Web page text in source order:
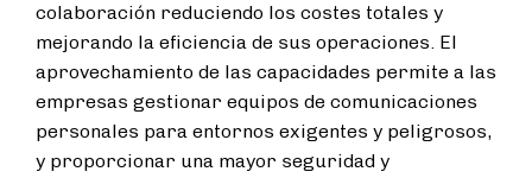
colaboración reduciendo los costes totales y
mejorando la eficiencia de sus operaciones. El
aprovechamiento de las capacidades permite a las
empresas gestionar equipos de comunicaciones
personales para entornos exigentes y peligrosos,
y proporcionar una mayor seguridad y